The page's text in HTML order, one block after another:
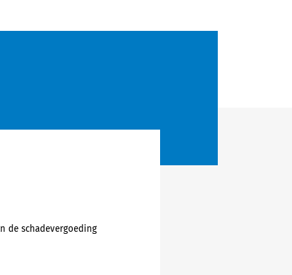
de schadevergoeding